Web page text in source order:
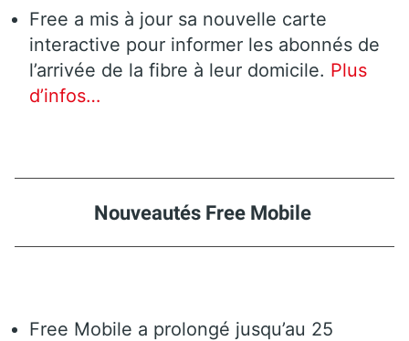
Free a mis à jour sa nouvelle carte
interactive pour informer les abonnés de
l’arrivée de la fibre à leur domicile. Plus
d’infos…
Nouveautés Free Mobile
Free Mobile a prolongé jusqu’au 25